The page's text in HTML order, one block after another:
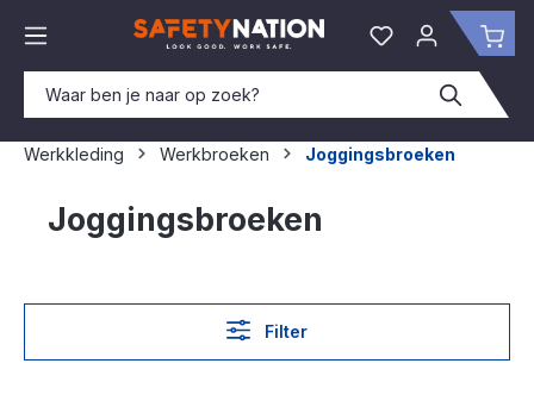
Je hebt 0 items
Werkkleding Werkbroeken Joggingsbroeken
Joggingsbroeken
Filter